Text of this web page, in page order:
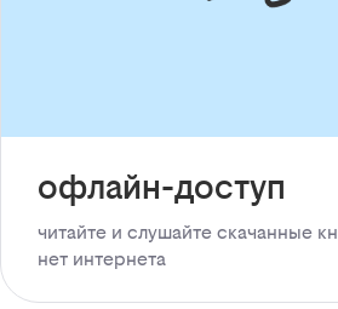
офлайн-доступ
читайте и слушайте скачанные
нет интернета